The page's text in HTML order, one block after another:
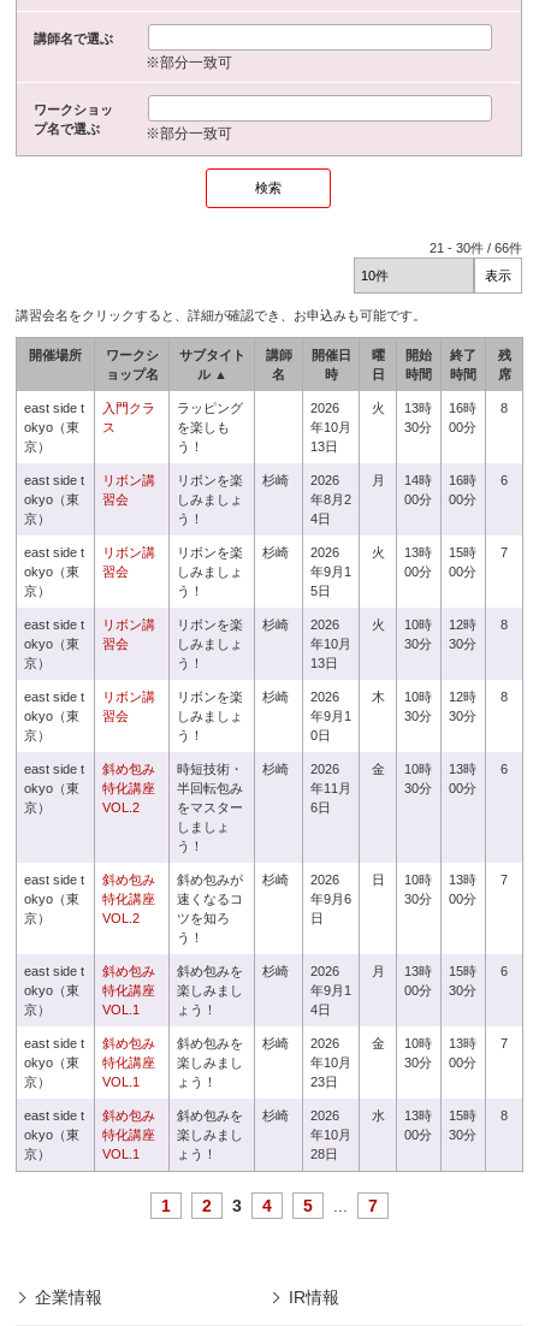
講師名で選ぶ
※部分一致可
ワークショッ
プ名で選ぶ
※部分一致可
21 -30件 /66件
講習会名をクリックすると、詳細が確認でき、お申込みも可能です。
開催場所
ワークシ
ョップ名
サブタイト
ル ▲
講師
名
開催日
時
曜
日
開始
時間
終了
時間
残
席
east side t
okyo（東
京）
入門クラ
ス
ラッピング
を楽しも
う！
2026
年10月
13日
火
13時
30分
16時
00分
8
east side t
okyo（東
京）
リボン講
習会
リボンを楽
しみましょ
う！
杉崎
2026
年8月2
4日
月
14時
00分
16時
00分
6
east side t
okyo（東
京）
リボン講
習会
リボンを楽
しみましょ
う！
杉崎
2026
年9月1
5日
火
13時
00分
15時
00分
7
east side t
okyo（東
京）
リボン講
習会
リボンを楽
しみましょ
う！
杉崎
2026
年10月
13日
火
10時
30分
12時
30分
8
east side t
okyo（東
京）
リボン講
習会
リボンを楽
しみましょ
う！
杉崎
2026
年9月1
0日
木
10時
30分
12時
30分
8
east side t
okyo（東
京）
斜め包み
特化講座
VOL.2
時短技術・
半回転包み
をマスター
しましょ
う！
杉崎
2026
年11月
6日
金
10時
30分
13時
00分
6
east side t
okyo（東
京）
斜め包み
特化講座
VOL.2
斜め包みが
速くなるコ
ツを知ろ
う！
杉崎
2026
年9月6
日
日
10時
30分
13時
00分
7
east side t
okyo（東
京）
斜め包み
特化講座
VOL.1
斜め包みを
楽しみまし
ょう！
杉崎
2026
年9月1
4日
月
13時
00分
15時
30分
6
east side t
okyo（東
京）
斜め包み
特化講座
VOL.1
斜め包みを
楽しみまし
ょう！
杉崎
2026
年10月
23日
金
10時
30分
13時
00分
7
east side t
okyo（東
京）
斜め包み
特化講座
VOL.1
斜め包みを
楽しみまし
ょう！
杉崎
2026
年10月
28日
水
13時
00分
15時
30分
8
1 2 3 4 5 7
企業情報 IR情報